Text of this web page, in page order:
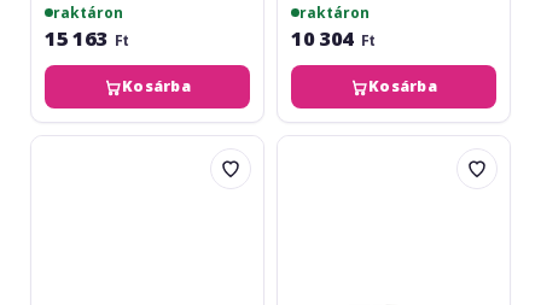
raktáron
15 163 Ft
Kosárba
raktáron
10 304 Ft
Kosárba
Hokema
Hardcase